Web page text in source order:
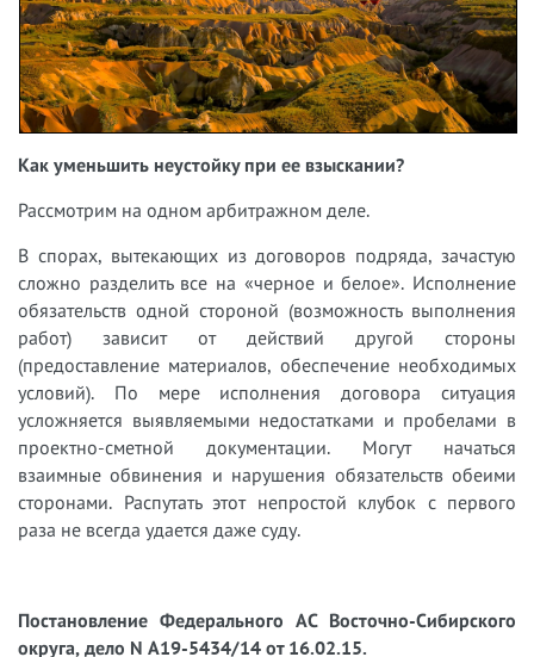
Как уменьшить неустойку при ее взыскании?
Рассмотрим на одном арбитражном деле.
В спорах, вытекающих из договоров подряда, зачастую
сложно разделить все на «черное и белое». Исполнение
обязательств одной стороной (возможность выполнения
работ) зависит от действий другой стороны
(предоставление материалов, обеспечение необходимых
условий). По мере исполнения договора ситуация
усложняется выявляемыми недостатками и пробелами в
проектно-сметной документации. Могут начаться
взаимные обвинения и нарушения обязательств обеими
сторонами. Распутать этот непростой клубок с первого
раза не всегда удается даже суду.
Постановление Федерального АС Восточно-Сибирского
округа, дело N А19-5434/14 от 16.02.15.